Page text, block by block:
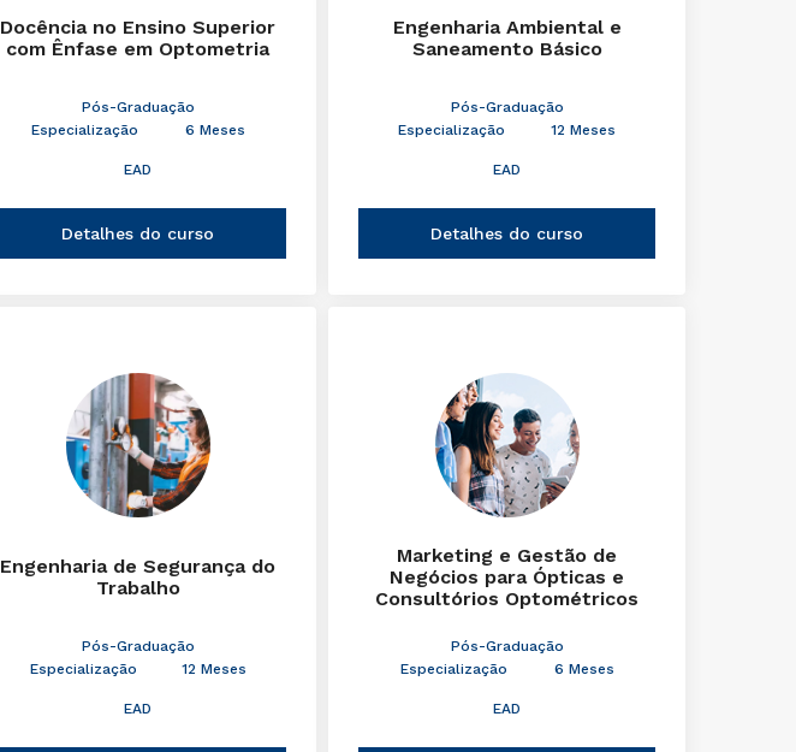
Docência no Ensino Superior
com Ênfase em Optometria
Pós-Graduação
Especialização
6 Meses
EAD
Detalhes do curso
Engenharia Ambiental e
Saneamento Básico
Pós-Graduação
Especialização
12 Meses
EAD
Detalhes do curso
Engenharia de Segurança do
Trabalho
Pós-Graduação
Especialização
12 Meses
EAD
Marketing e Gestão de
Negócios para Ópticas e
Consultórios Optométricos
Pós-Graduação
Especialização
6 Meses
EAD